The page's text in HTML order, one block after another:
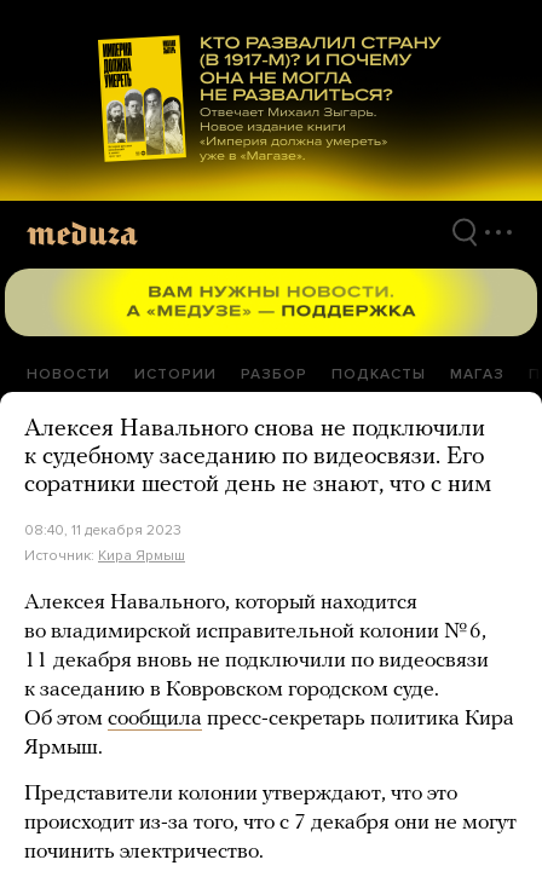
материалам
НОВОСТИ ИСТОРИИ РАЗБОР ПОДКАСТЫ МАГАЗ
Алексея Навального снова не подключили
к судебному заседанию по видеосвязи. Его
соратники шестой день не знают, что с ним
08:40, 11 декабря 2023
Источник: Кира Ярмыш
Алексея Навального, который находится
во владимирской исправительной колонии № 6,
11 декабря вновь не подключили по видеосвязи
к заседанию в Ковровском городском суде.
Об этом сообщила пресс-секретарь политика Кира
Ярмыш.
Представители колонии утверждают, что это
происходит из-за того, что с 7 декабря они не могут
починить электричество.